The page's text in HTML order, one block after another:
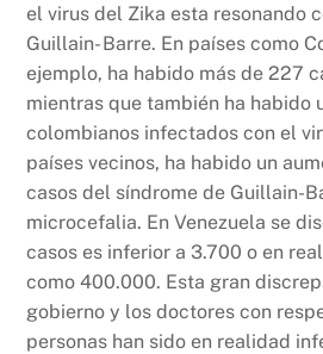
el virus del Zika esta resonando
Guillain- Barre. En países como
ejemplo, ha habido más de 227
mientras que también ha habido
colombianos infectados con el
países vecinos, ha habido un
casos del síndrome de Guillain-
microcefalia. En Venezuela se
casos es inferior a 3.700 o en
como 400.000. Esta gran
gobierno y los doctores con
personas han sido en realidad